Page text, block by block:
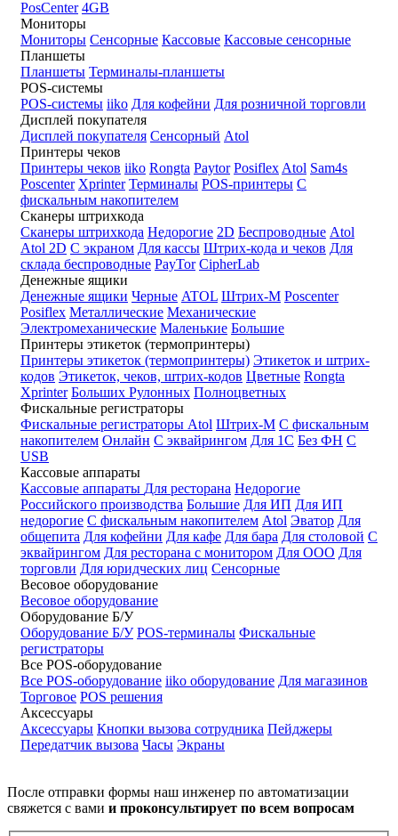
PosCenter 4GB
Мониторы
Мониторы Сенсорные Кассовые Кассовые сенсорные
Планшеты
Планшеты Терминалы-планшеты
POS-системы
POS-системы iiko Для кофейни Для розничной торговли
Дисплей покупателя
Дисплей покупателя Сенсорный Atol
Принтеры чеков
Принтеры чеков iiko Rongta Paytor Posiflex Atol Sam4s
Poscenter Xprinter Терминалы POS-принтеры С
фискальным накопителем
Сканеры штрихкода
Сканеры штрихкода Недорогие 2D Беспроводные Atol
Atol 2D С экраном Для кассы Штрих-кода и чеков Для
склада беспроводные PayTor CipherLab
Денежные ящики
Денежные ящики Черные ATOL Штрих-М Poscenter
Posiflex Металлические Механические
Электромеханические Маленькие Большие
Принтеры этикеток (термопринтеры)
Принтеры этикеток (термопринтеры) Этикеток и штрих-
кодов Этикеток, чеков, штрих-кодов Цветные Rongta
Xprinter Больших Рулонных Полноцветных
Фискальные регистраторы
Фискальные регистраторы Atol Штрих-М С фискальным
накопителем Онлайн С эквайрингом Для 1С Без ФН С
USB
Кассовые аппараты
Кассовые аппараты Для ресторана Недорогие
Российского производства Большие Для ИП Для ИП
недорогие С фискальным накопителем Atol Эватор Для
общепита Для кофейни Для кафе Для бара Для столовой С
эквайрингом Для ресторана с монитором Для ООО Для
торговли Для юридческих лиц Сенсорные
Весовое оборудование
Весовое оборудование
Оборудование Б/У
Оборудование Б/У POS-терминалы Фискальные
регистраторы
Все POS-оборудование
Все POS-оборудование iiko оборудование Для магазинов
Торговое POS решения
Аксессуары
Аксессуары Кнопки вызова сотрудника Пейджеры
Передатчик вызова Часы Экраны
После отправки формы наш инженер по автоматизации
свяжется с вами и проконсультирует по всем вопросам